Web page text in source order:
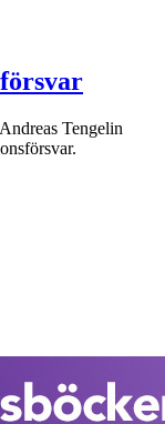
Tengelin